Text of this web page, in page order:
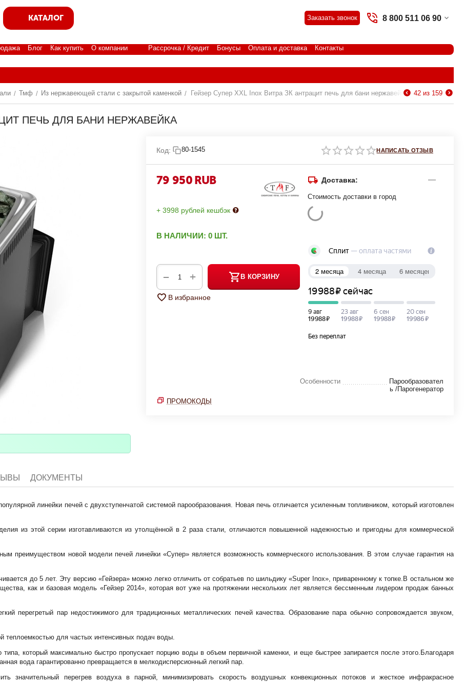
КАТАЛОГ Заказать звонок 8 800 511 06 90
Блог Как купить О компании Рассрочка / Кредит Бонусы Оплата и доставка Контакты
/ Тмф / Из нержавеющей стали с закрытой каменкой / Гейзер Супер XXL Inox Витра ЗК антрацит печь для бани нержавейка 42 из 159
ПЕЧЬ ДЛЯ БАНИ НЕРЖАВЕЙКА
НАПИСАТЬ ОТЗЫВ
Код: 80-1545
79 950RUB
В НАЛИЧИИ: 0 ШТ.
+ 3998 рублей кешбэк
+
− В КОРЗИНУ
В избранное
Доставка:
Стоимость доставки в город
Особенности
Парообразовател
ь /Парогенератор
ПРОМОКОДЫ
ДОКУМЕНТЫ
линейки печей с двухступенчатой системой парообразования. Новая печь отличается усиленным топливником, который изготовлен
из этой серии изготавливаются из утолщённой в 2 раза стали, отличаются повышенной надежностью и пригодны для коммерческой
преимуществом новой модели печей линейки «Супер» является возможность коммерческого использования. В этом случае гарантия на
до 5 лет. Эту версию «Гейзера» можно легко отличить от собратьев по шильдику «Super Inox», приваренному к топке.В остальном же
как и базовая модель «Гейзер 2014», которая вот уже на протяжении нескольких лет является бессменным лидером продаж банных
перегретый пар недостижимого для традиционных металлических печей качества. Образование пара обычно сопровождается звуком,
теплоемкостью для частых интенсивных подач воды.
типа, который максимально быстро пропускает порцию воды в объем первичной каменки, и еще быстрее запирается после этого.Благодаря
вода гарантированно превращается в мелкодисперсионный легкий пар.
значительный перегрев воздуха в парной, минимизировать скорость воздушных конвекционных потоков и жесткое инфракрасное